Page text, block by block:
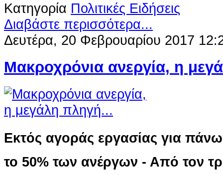
Κατηγορία Πολιτικές Ειδήσεις
Διαβάστε περισσότερα...
Δευτέρα, 20 Φεβρουαρίου 2017
Μακροχρόνια ανεργία, η
Εκτός αγοράς εργασίας για
το 50% των ανέργων - Από τον